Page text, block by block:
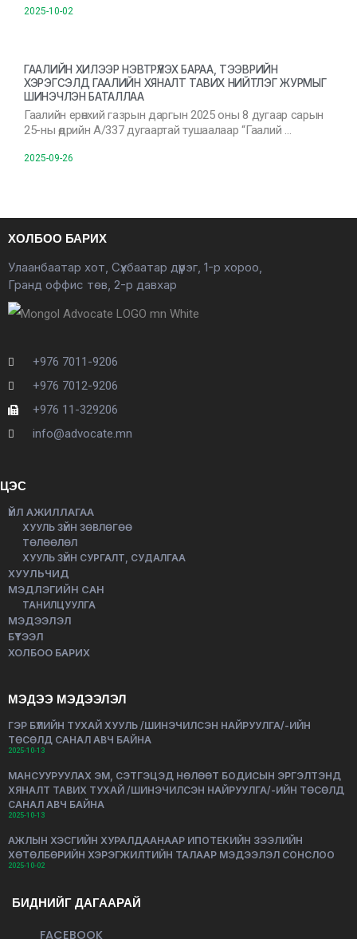
2025-10-02
ГААЛИЙН ХИЛЭЭР НЭВТРҮҮЛЭХ БАРАА, ТЭЭВРИЙН
ХЭРЭГСЭЛД ГААЛИЙН ХЯНАЛТ ТАВИХ НИЙТЛЭГ ЖУРМЫГ
ШИНЭЧЛЭН БАТАЛЛАА
Гаалийн ерөнхий газрын даргын 2025 оны 8 дугаар сарын
25-ны өдрийн А/337 дугаартай тушаалаар “Гаалий …
2025-09-26
ХОЛБОО БАРИХ
Улаанбаатар хот, Сүхбаатар дүүрэг, 1-р хороо,
Гранд оффис төв, 2-р давхар
+976 7011-9206
+976 7012-9206
+976 11-329206
info@advocate.mn
ЦЭС
ҮЙЛ АЖИЛЛАГАА
ХУУЛЬ ЗҮЙН ЗӨВЛӨГӨӨ
ТӨЛӨӨЛӨЛ
ХУУЛЬ ЗҮЙН СУРГАЛТ, СУДАЛГАА
ХУУЛЬЧИД
МЭДЛЭГИЙН САН
ТАНИЛЦУУЛГА
МЭДЭЭЛЭЛ
БҮТЭЭЛ
ХОЛБОО БАРИХ
МЭДЭЭ МЭДЭЭЛЭЛ
ГЭР БҮЛИЙН ТУХАЙ ХУУЛЬ /ШИНЭЧИЛСЭН НАЙРУУЛГА/-ИЙН
ТӨСӨЛД САНАЛ АВЧ БАЙНА
2025-10-13
МАНСУУРУУЛАХ ЭМ, СЭТГЭЦЭД НӨЛӨӨТ БОДИСЫН ЭРГЭЛТЭНД
ХЯНАЛТ ТАВИХ ТУХАЙ /ШИНЭЧИЛСЭН НАЙРУУЛГА/-ИЙН ТӨСӨЛД
САНАЛ АВЧ БАЙНА
2025-10-13
АЖЛЫН ХЭСГИЙН ХУРАЛДААНААР ИПОТЕКИЙН ЗЭЭЛИЙН
ХӨТӨЛБӨРИЙН ХЭРЭГЖИЛТИЙН ТАЛААР МЭДЭЭЛЭЛ СОНСЛОО
2025-10-02
БИДНИЙГ ДАГААРАЙ
FACEBOOK